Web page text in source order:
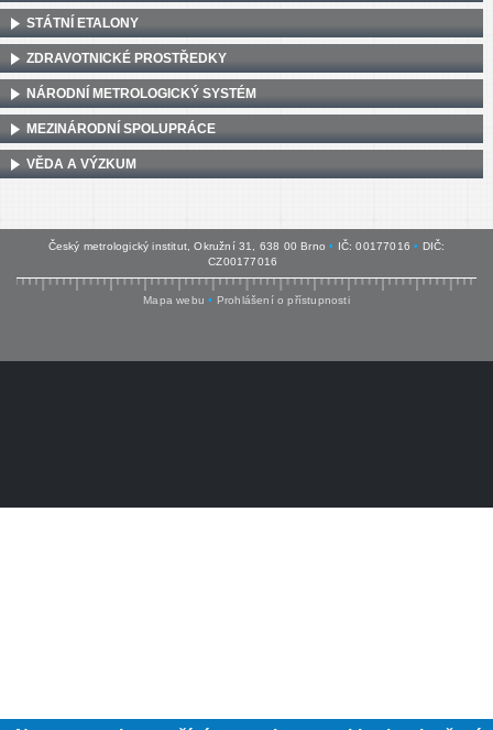
STÁTNÍ ETALONY
ZDRAVOTNICKÉ PROSTŘEDKY
NÁRODNÍ METROLOGICKÝ SYSTÉM
MEZINÁRODNÍ SPOLUPRÁCE
VĚDA A VÝZKUM
Český metrologický institut, Okružní 31, 638 00 Brno • IČ: 00177016 • DIČ:
CZ00177016
Mapa webu • Prohlášení o přístupnosti